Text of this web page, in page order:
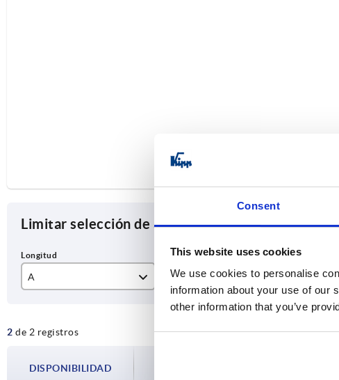
Consent
This website uses cookies
We use cookies to personalise
information about your use of our
other information that you’ve
Limitar selección de artículos
A
65 pulido
tratado
2 de 2 registros
DISPONIBILIDAD
La disponibilidad se actualiza varias veces al